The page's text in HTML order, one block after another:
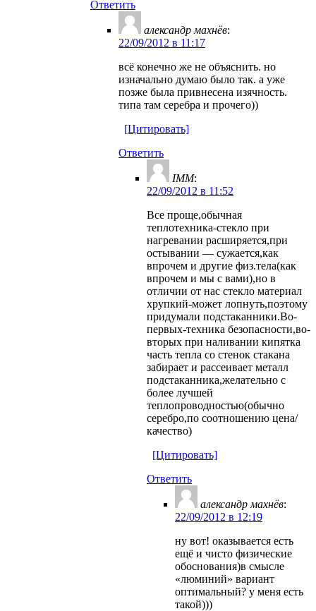
Ответить
александр махнёв:
22/09/2012 в 11:17
всё конечно же не объяснить. но
изначально думаю было так. а уже
позже была привнесена изячность.
типа там серебра и прочего))
[Цитировать]
Ответить
IMM:
22/09/2012 в 11:52
Все проще,обычная
теплотехника-стекло при
нагревании расширяется,при
остывании — сужается,как
впрочем и другие физ.тела(как
впрочем и мы с вами),но в
отличии от нас стекло материал
хрупкий-может лопнуть,поэтому
придумали подстаканники.Во-
первых-техника безопасности,во-
вторых при наливании кипятка
часть тепла со стенок стакана
забирает и рассеивает металл
подстаканника,желательно с
более лучшей
теплопроводностью(обычно
серебро,по соотношению цена/
качество)
[Цитировать]
Ответить
александр махнёв:
22/09/2012 в 12:19
ну вот! оказывается есть
ещё и чисто физические
обоснования)в смысле
«люминий» вариант
оптимальный? у меня есть
такой)))